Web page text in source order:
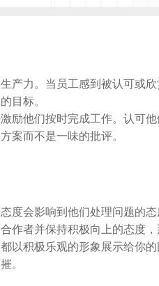
产力。当员工感到被认可或
目标。
励他们按时完成工作。认可
案而不是一味的批评。
度会影响到他们处理问题的态
作者并保持积极向上的态度
以积极乐观的形象展示给你
。